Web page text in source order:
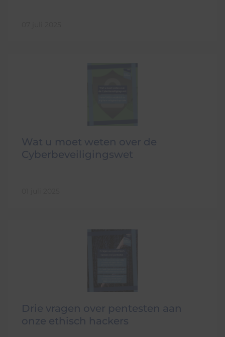
Wat u moet weten over de
Cyberbeveiligingswet
Drie vragen over pentesten aan
onze ethisch hackers